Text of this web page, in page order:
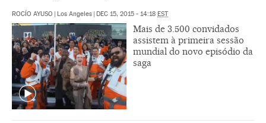
ROCÍO AYUSO | Los Angeles | DEC 15, 2015 - 14:18 EST
Mais de 3.500 convidados
assistem à primeira sessão
mundial do novo episódio da
saga